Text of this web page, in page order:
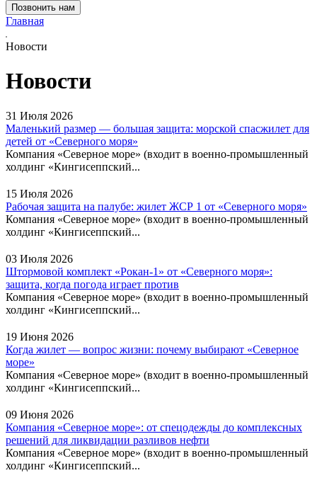
Позвонить нам
Главная
Новости
Новости
31 Июля 2026
Маленький размер — большая защита: морской спасжилет для
детей от «Северного моря»
Компания «Северное море» (входит в военно-промышленный
холдинг «Кингисеппский...
15 Июля 2026
Рабочая защита на палубе: жилет ЖСР 1 от «Северного моря»
Компания «Северное море» (входит в военно-промышленный
холдинг «Кингисеппский...
03 Июля 2026
Штормовой комплект «Рокан‑1» от «Северного моря»:
защита, когда погода играет против
Компания «Северное море» (входит в военно-промышленный
холдинг «Кингисеппский...
19 Июня 2026
Когда жилет — вопрос жизни: почему выбирают «Северное
море»
Компания «Северное море» (входит в военно-промышленный
холдинг «Кингисеппский...
09 Июня 2026
Компания «Северное море»: от спецодежды до комплексных
решений для ликвидации разливов нефти
Компания «Северное море» (входит в военно-промышленный
холдинг «Кингисеппский...